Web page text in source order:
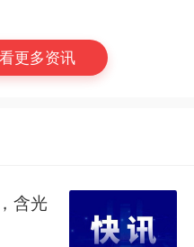
更多资讯
含光